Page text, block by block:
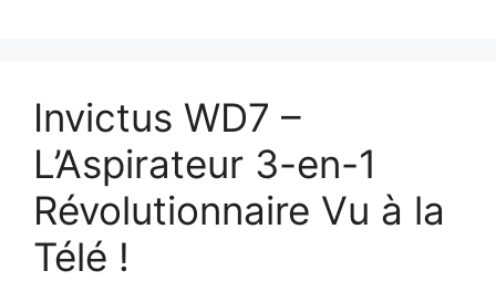
Invictus WD7 –
L’Aspirateur 3-en-1
Révolutionnaire Vu à la
Télé !